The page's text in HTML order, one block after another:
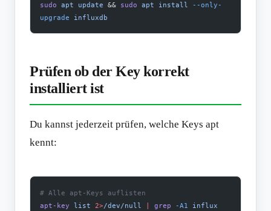
sudo apt update && sudo apt install --only-
upgrade influxdb
Prüfen ob der Key korrekt
installiert ist
Du kannst jederzeit prüfen, welche Keys apt
kennt:
# Alle apt-Keys auflisten
apt-key list 2>/dev/null grep -A1 influx